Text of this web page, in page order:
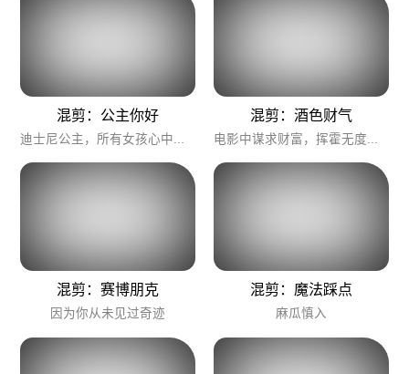
混剪：公主你好 混剪：酒色财气
混剪：赛博朋克
因为你从未见过奇迹
混剪：魔法踩点
麻瓜慎入